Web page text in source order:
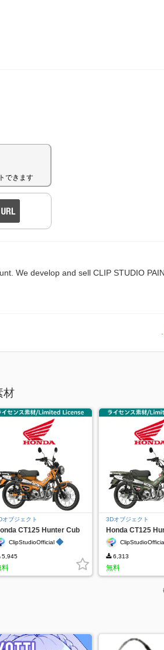
できます
We develop and sell CLIP STUDIO
材
オブジェクト
CT125 Hunter Cub
ClipStudioOfficial◆
5,945
料
3Dオブジェクト
Honda CT125
Green
6,313
無料